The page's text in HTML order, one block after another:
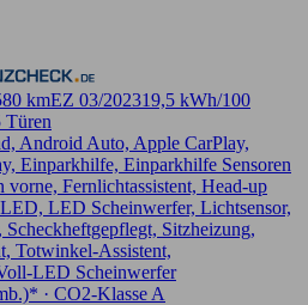
kmEZ 03/202319,5 kWh/100
Türen
Android Auto, Apple CarPlay,
Einparkhilfe, Einparkhilfe Sensoren
Fernlichtassistent, Head-up
LED Scheinwerfer, Lichtsensor,
Scheckheftgepflegt, Sitzheizung,
Totwinkel-Assistent,
LED Scheinwerfer
· CO2-Klasse A